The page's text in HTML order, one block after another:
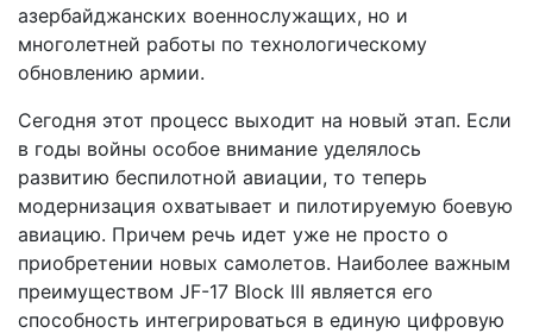
азербайджанских военнослужащих, но и
многолетней работы по технологическому
обновлению армии.
Сегодня этот процесс выходит на новый этап. Если
в годы войны особое внимание уделялось
развитию беспилотной авиации, то теперь
модернизация охватывает и пилотируемую боевую
авиацию. Причем речь идет уже не просто о
приобретении новых самолетов. Наиболее важным
преимуществом JF-17 Block III является его
способность интегрироваться в единую цифровую